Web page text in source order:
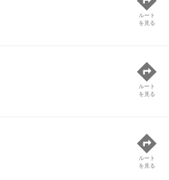
ルート
を見る
ルート
を見る
ルート
を見る